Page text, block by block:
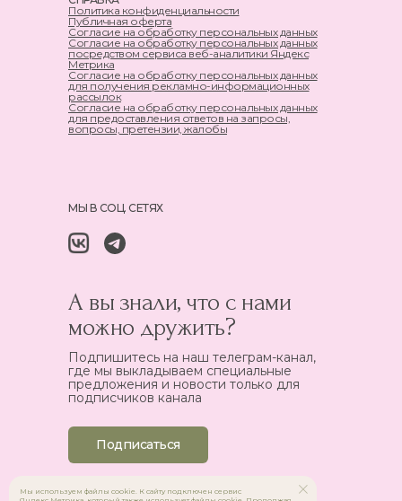
А вы знали, что с нами
можно дружить?
Подпишитесь на наш телеграм-канал,
где мы выкладываем специальные
предложения и новости только для
подписчиков канала
МЫ В СОЦ. СЕТЯХ
Политика конфиденциальности
Публичная оферта
Согласие на обработку персональных данных
Согласие на обработку персональных данных
посредством сервиса веб-аналитики Яндекс
Метрика
Согласие на обработку персональных данных
для получения рекламно-информационных
рассылок
Согласие на обработку персональных данных
для предоставления ответов на запросы,
вопросы, претензии, жалобы
Подписаться
Мы используем файлы cookie. К сайту подключен сервис